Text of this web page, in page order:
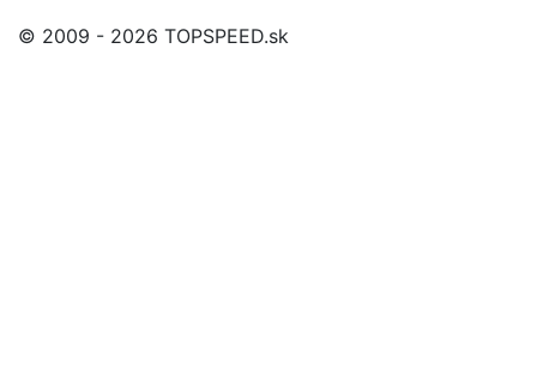
© 2009 - 2026 TOPSPEED.sk